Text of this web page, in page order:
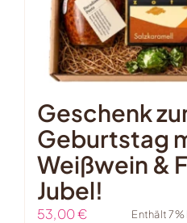
Geschenk
Geburtstag
Weißwein &
Jubel!
53,00€ Enthält 7%